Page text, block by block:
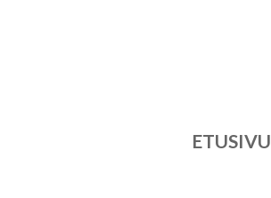
ETUSIVU